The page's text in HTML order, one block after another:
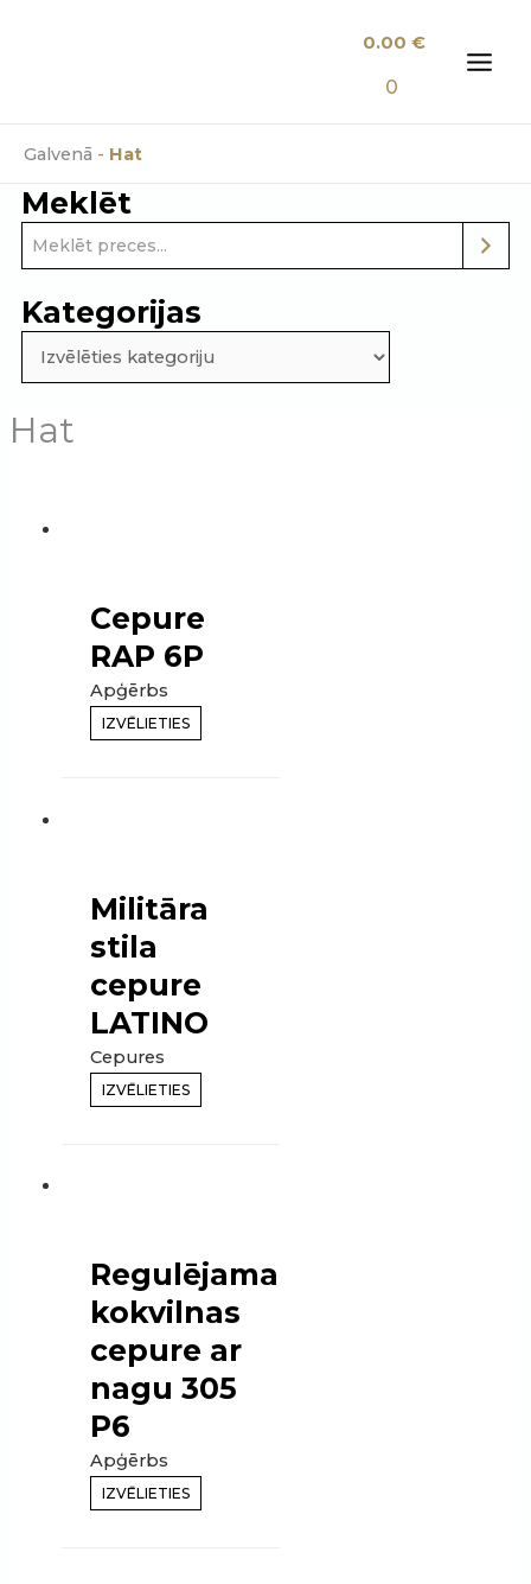
0.00€
0
Galvenā - Hat
Meklēt
Kategorijas
Hat
Cepure
RAP 6P
Apģērbs
IZVĒLIETIES
Militāra
stila
cepure
LATINO
Cepures
IZVĒLIETIES
Regulējama
kokvilnas
cepure ar
nagu 305
P6
Apģērbs
IZVĒLIETIES